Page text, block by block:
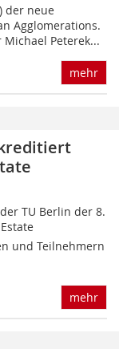
der neue
Agglomerations.
Peterek...
mehr
TU Berlin der 8.
und Teilnehmern
mehr